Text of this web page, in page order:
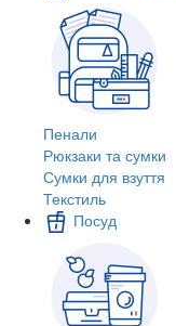
Пенали
Рюкзаки та сумки
Сумки для взуття
Текстиль
Посуд